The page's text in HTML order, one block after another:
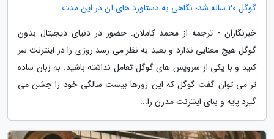
گوگل 20 ساله شد؛ نگاهی به دستاورد های آن در این مدت
خبرنگاران - ترجمه از محمد کاملان: حضور در دنیای دیجیتال بدون
گوگل هیچ معنایی ندارد و بعید به نظر می رسد روزی را در اینترنت سر
کنید و با یکی از سرویس های گوگل تعامل نداشته باشید. به زبان ساده
تر می توان گفت گوگل که این روزها بیست سالگی خود را جشن می
گیرد پایه و بنای اینترنت مدرن را...